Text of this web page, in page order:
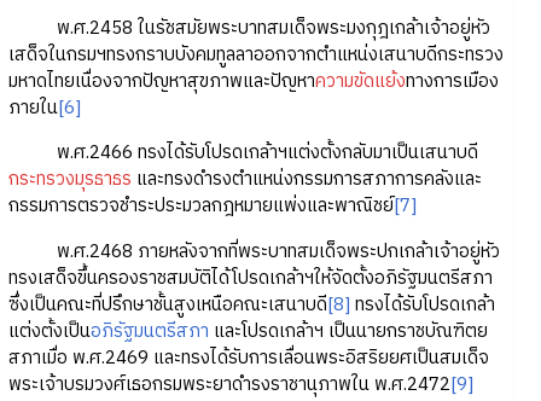
พ.ศ.2458 ในรัชสมัยพระบาทสมเด็จพระมงกุฎเกล้าเจ้าอยู่หัว
เสด็จในกรมฯทรงกราบบังคมทูลลาออกจากตำแหน่งเสนาบดีกระทรวง
มหาดไทยเนื่องจากปัญหาสุขภาพและปัญหาความขัดแย้งทางการเมือง
ภายใน[6]
พ.ศ.2466 ทรงได้รับโปรดเกล้าฯแต่งตั้งกลับมาเป็นเสนาบดี
กระทรวงมุรธาธร และทรงดำรงตำแหน่งกรรมการสภาการคลังและ
กรรมการตรวจชำระประมวลกฎหมายแพ่งและพาณิชย์[7]
พ.ศ.2468 ภายหลังจากที่พระบาทสมเด็จพระปกเกล้าเจ้าอยู่หัว
ทรงเสด็จขึ้นครองราชสมบัติได้โปรดเกล้าฯให้จัดตั้งอภิรัฐมนตรีสภา
ซึ่งเป็นคณะที่ปรึกษาชั้นสูงเหนือคณะเสนาบดี[8] ทรงได้รับโปรดเกล้า
แต่งตั้งเป็นอภิรัฐมนตรีสภา และโปรดเกล้าฯ เป็นนายกราชบัณฑิตย
สภาเมื่อ พ.ศ.2469 และทรงได้รับการเลื่อนพระอิสริยยศเป็นสมเด็จ
พระเจ้าบรมวงศ์เธอกรมพระยาดำรงราชานุภาพใน พ.ศ.2472[9]